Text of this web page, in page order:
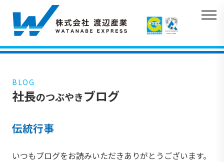
BLOG
社長のつぶやきブログ
伝統行事
いつもブログをお読みいただきありがとうございます。